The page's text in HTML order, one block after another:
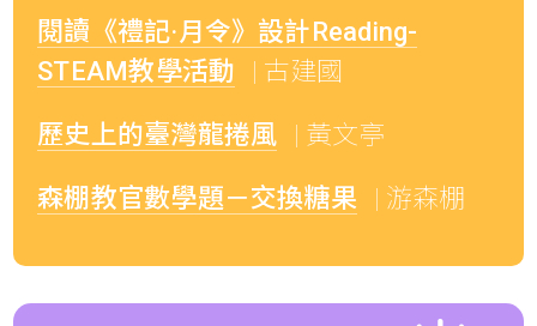
閱讀《禮記·月令》設計Reading-
STEAM教學活動
| 古建國
歷史上的臺灣龍捲風 | 黃文亭
森棚教官數學題－交換糖果 | 游森棚